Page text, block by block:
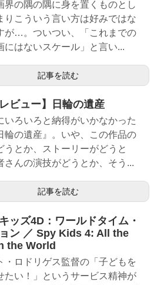
界の隅の隅に身を置くものとし
りこういう言い方は好みではな
が…。ついつい、「これまでの
にはないスケール」と言い...
記事を読む
レビュー】日輪の遺産
いろいろと納得がいかなかった
輪の遺産』。いや、この作品の
うとか、ストーリーがどうと
さんの演技がどうとか、そう...
記事を読む
ッズ4D：ワールドタイム・
ン ／ Spy Kids 4: All the
the World
・ロドリゲス監督の「子どもを
たい！」というサービス精神が